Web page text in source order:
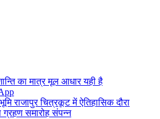
का मात्र मूल आधार यही है
राजापुर चित्रकूट में ऐतिहासिक दौरा
ग्रहण समारोह संपन्न